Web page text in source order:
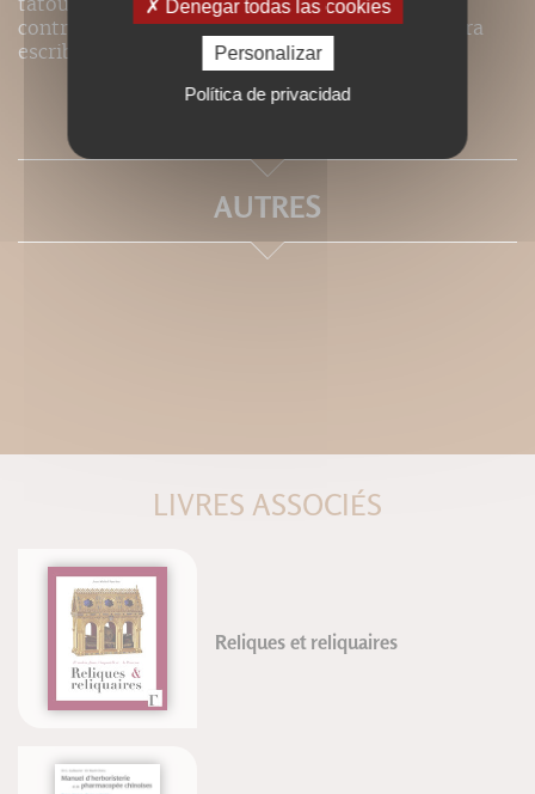
contribución esencial a los trabajos actuales para
escribir una historia sólida del tatuaje.
AUTRES
LIVRES ASSOCIÉS
Reliques et reliquaires
Denegar todas las cookies
Personalizar
Política de privacidad